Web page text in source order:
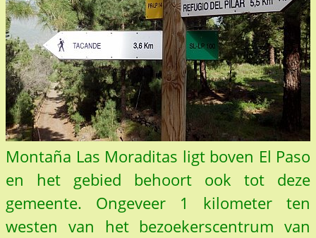
Montaña Las Moraditas ligt boven El Paso
en het gebied behoort ook tot deze
gemeente. Ongeveer 1 kilometer ten
westen van het bezoekerscentrum van